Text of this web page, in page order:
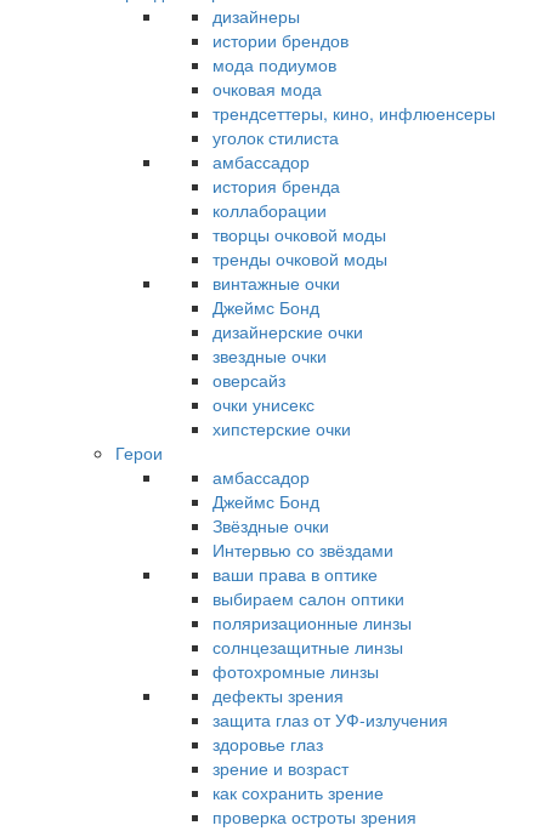
дизайнеры
истории брендов
мода подиумов
очковая мода
трендсеттеры, кино, инфлюенсеры
уголок стилиста
амбассадор
история бренда
коллаборации
творцы очковой моды
тренды очковой моды
винтажные очки
Джеймс Бонд
дизайнерские очки
звездные очки
оверсайз
очки унисекс
хипстерские очки
Герои
амбассадор
Джеймс Бонд
Звёздные очки
Интервью со звёздами
ваши права в оптике
выбираем салон оптики
поляризационные линзы
солнцезащитные линзы
фотохромные линзы
дефекты зрения
защита глаз от УФ-излучения
здоровье глаз
зрение и возраст
как сохранить зрение
проверка остроты зрения